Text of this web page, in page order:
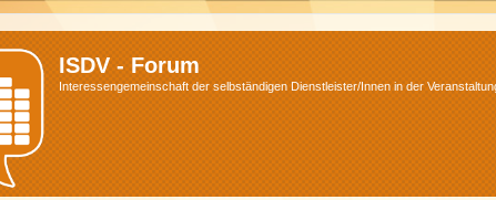
ISDV - Forum
Interessengemeinschaft der selbständigen Dienstleister/Innen in der